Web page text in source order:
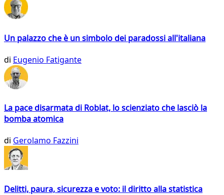
Un palazzo che è un simbolo dei paradossi all'italiana
di Eugenio Fatigante
La pace disarmata di Roblat, lo scienziato che lasciò la
bomba atomica
di Gerolamo Fazzini
Delitti, paura, sicurezza e voto: il diritto alla statistica